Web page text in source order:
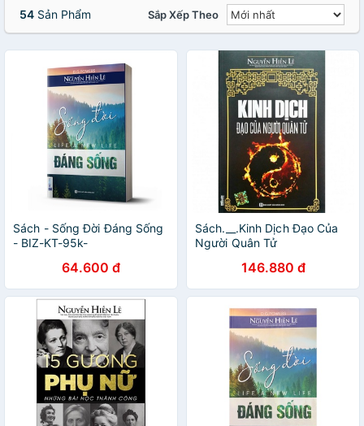
54 Sản Phẩm Sắp Xếp Theo
Sách - Sống Đời Đáng Sống
- BIZ-KT-95k-
64.600 đ
Sách.__.Kinh Dịch Đạo Của
Người Quân Tử
146.880 đ